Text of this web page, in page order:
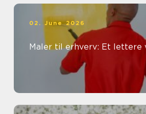
02. June 2026
Maler til erhverv: Et lettere